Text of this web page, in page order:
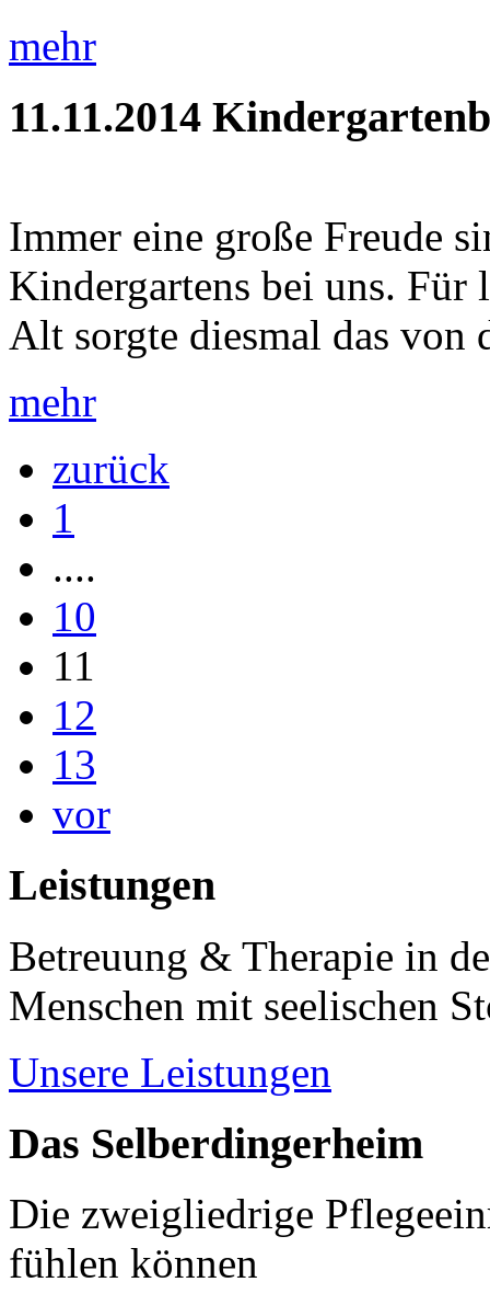
mehr
11.11.2014
Immer eine große Freude
Kindergartens bei uns. Für
Alt sorgte diesmal das von
mehr
zurück
1
....
10
11
12
13
vor
Leistungen
Betreuung & Therapie in
Menschen mit seelischen
Unsere Leistungen
Das Selberdingerheim
Die zweigliedrige
fühlen können